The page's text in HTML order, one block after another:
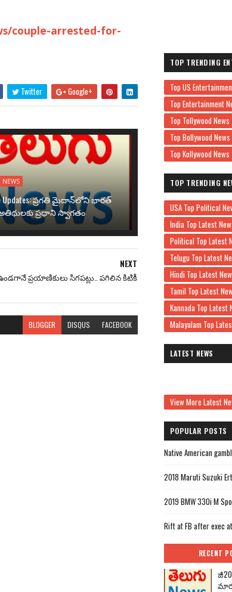
couple-arrested-for-
Twitter Google+
NEWS
Updates: ప్రగతి మైదాన్‌లోని భారత్
ప్రధాని స్వాగతం
NEXT
ప్రయాణికులు సిగపట్లు.. పగిలిన కిటికీ
BLOGGER DISQUS FACEBOOK
TOP TRENDING
Top US
Top Entertainment
Top
Top
Top
TOP TRENDING
USA Top Political
India Top Latest
Political Top Latest
Telugu Top Latest
Hindi Top Latest
Tamil Top Latest
Kannada Top Latest
Malayalam Top
LATEST NEWS
View More Latest
POPULAR POSTS
Native American
2018 Maruti Suzuki
2019 BMW 330i M
Rift at FB after exec
RECENT